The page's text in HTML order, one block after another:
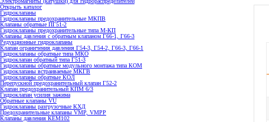
Открыть каталог
Гидроклапаны
Гидроклапаны предохранительные МКПВ
Клапаны обратные ПГ51-2
Гидроклапаны предохранительные типа М-КП
Клапаны давления с обратным клапаном Г66-1, Г66-3
Редукционные гидроклапаны
Клапан ограничения давления Г54-3, Г54-2, Г66-3, Г66-1
Гидроклапаны обратные типа МКО
Гидроклапан обратный типа Г51-3
Гидроклапаны обратные модульного монтажа типа КОМ
Гидроклапаны встраиваемые МКГВ
Гидроклапаны обратные КОЛ
Перепускной предохранительный клапан Г52-2
Клапан предохранительный КПМ 6/3
Гидроклапан усилия зажима
Обратные клапаны VU
Гидроклапаны разгрузочные КХД
Предохранительные клапаны VMP, VMPP
Клапаны давления КЕМ102